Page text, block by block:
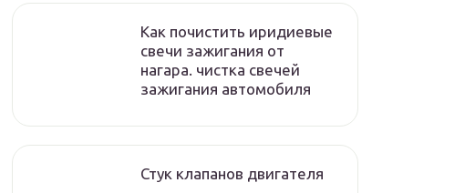
Как почистить иридиевые
свечи зажигания от
нагара. чистка свечей
зажигания автомобиля
Стук клапанов двигателя